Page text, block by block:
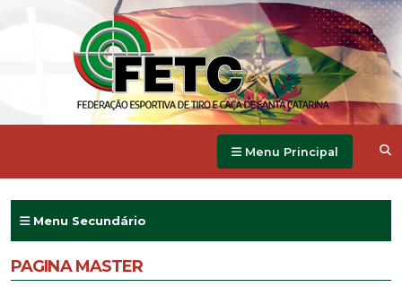
Menu Principal
Menu Secundário
PAGINA MASTER